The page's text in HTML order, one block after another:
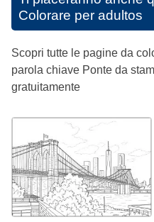
Colorare per adultos
Scopri tutte le pagine da
parola chiave Ponte da
gratuitamente